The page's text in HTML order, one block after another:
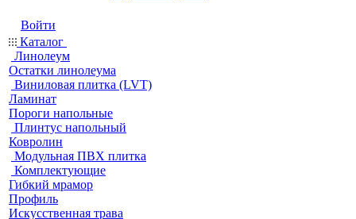
Войти
Каталог
Линолеум
Остатки линолеума
Виниловая плитка (LVT)
Ламинат
Пороги напольные
Плинтус напольный
Ковролин
Модульная ПВХ плитка
Комплектующие
Гибкий мрамор
Профиль
Искусственная трава